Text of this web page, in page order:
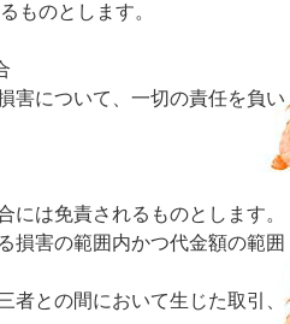
ものとします。
害について、一切の責任を負い
は免責されるものとします。
損害の範囲内かつ代金額の範囲
者との間において生じた取引、